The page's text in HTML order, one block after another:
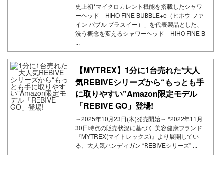
史上初*マイクロカレント機能を搭載したシャワ
ーヘッド「HIHO FINE BUBBLE+e（ヒホウ ファ
イン バブル プラスイー）」を代表製品とした、
洗う概念を変えるシャワーヘッド「HIHO FINE B
...
【MYTREX】1分に1台売れた*大人
気REBIVEシリーズから“もっとも手
に取りやすい”Amazon限定モデル
「REBIVE GO」登場!
～2025年10月23日(木)発売開始～ *2022年11月
30日時点の販売状況に基づく 美容健康ブランド
『MYTREX(マイトレックス)』より展開してい
る、大人気ハンディガン “REBIVEシリーズ” ...